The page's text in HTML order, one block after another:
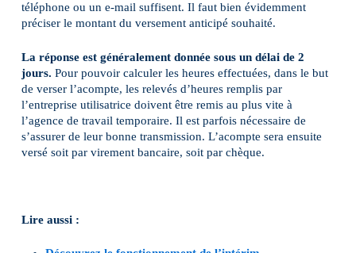
téléphone ou un e-mail suffisent. Il faut bien évidemment
préciser le montant du versement anticipé souhaité.
La réponse est généralement donnée sous un délai de 2
jours. Pour pouvoir calculer les heures effectuées, dans le but
de verser l’acompte, les relevés d’heures remplis par
l’entreprise utilisatrice doivent être remis au plus vite à
l’agence de travail temporaire. Il est parfois nécessaire de
s’assurer de leur bonne transmission. L’acompte sera ensuite
versé soit par virement bancaire, soit par chèque.
Lire aussi :